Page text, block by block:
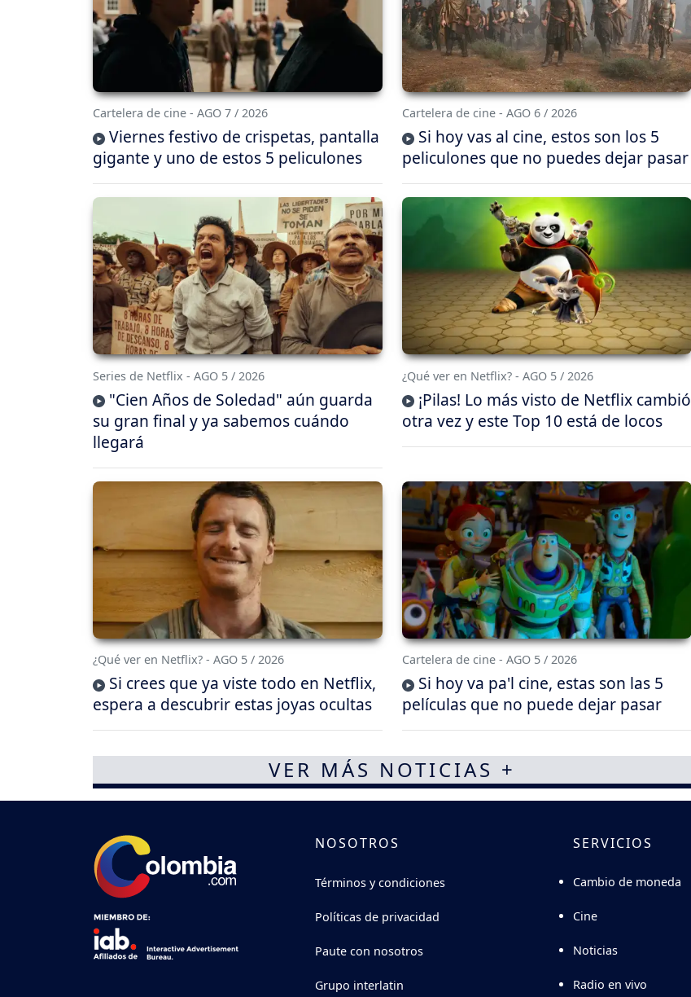
Cartelera de cine - AGO 7 / 2026
Viernes festivo de crispetas, pantalla
gigante y uno de estos 5 peliculones
Cartelera de cine - AGO 6 / 2026
Si hoy vas al cine, estos son los 5
peliculones que no puedes dejar pasar
Series de Netflix - AGO 5 / 2026
"Cien Años de Soledad" aún guarda
su gran final y ya sabemos cuándo
llegará
¿Qué ver en Netflix? - AGO 5 / 2026
¡Pilas! Lo más visto de Netflix cambió
otra vez y este Top 10 está de locos
¿Qué ver en Netflix? - AGO 5 / 2026
Si crees que ya viste todo en Netflix,
espera a descubrir estas joyas ocultas
Cartelera de cine - AGO 5 / 2026
Si hoy va pa'l cine, estas son las 5
películas que no puede dejar pasar
VER MÁS NOTICIAS +
NOSOTROS
Términos y condiciones
Políticas de privacidad
Paute con nosotros
Grupo interlatin
SERVICIOS
Cambio de moneda
Cine
Noticias
Radio en vivo